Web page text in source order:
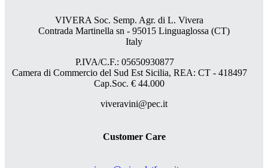
VIVERA Soc. Semp. Agr. di L. Vivera
Contrada Martinella sn - 95015 Linguaglossa (CT)
Italy
P.IVA/C.F.: 05650930877
Camera di Commercio del Sud Est Sicilia, REA: CT - 418497
Cap.Soc. € 44.000
viveravini@pec.it
Customer Care